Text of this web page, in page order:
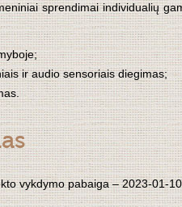
sprendimai individualių
ir audio sensoriais diegimas;
vykdymo pabaiga – 2023-01-